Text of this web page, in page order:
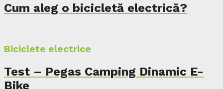
Cum aleg o bicicletă electrică?
Biciclete electrice
Test – Pegas Camping Dinamic E-
Bike